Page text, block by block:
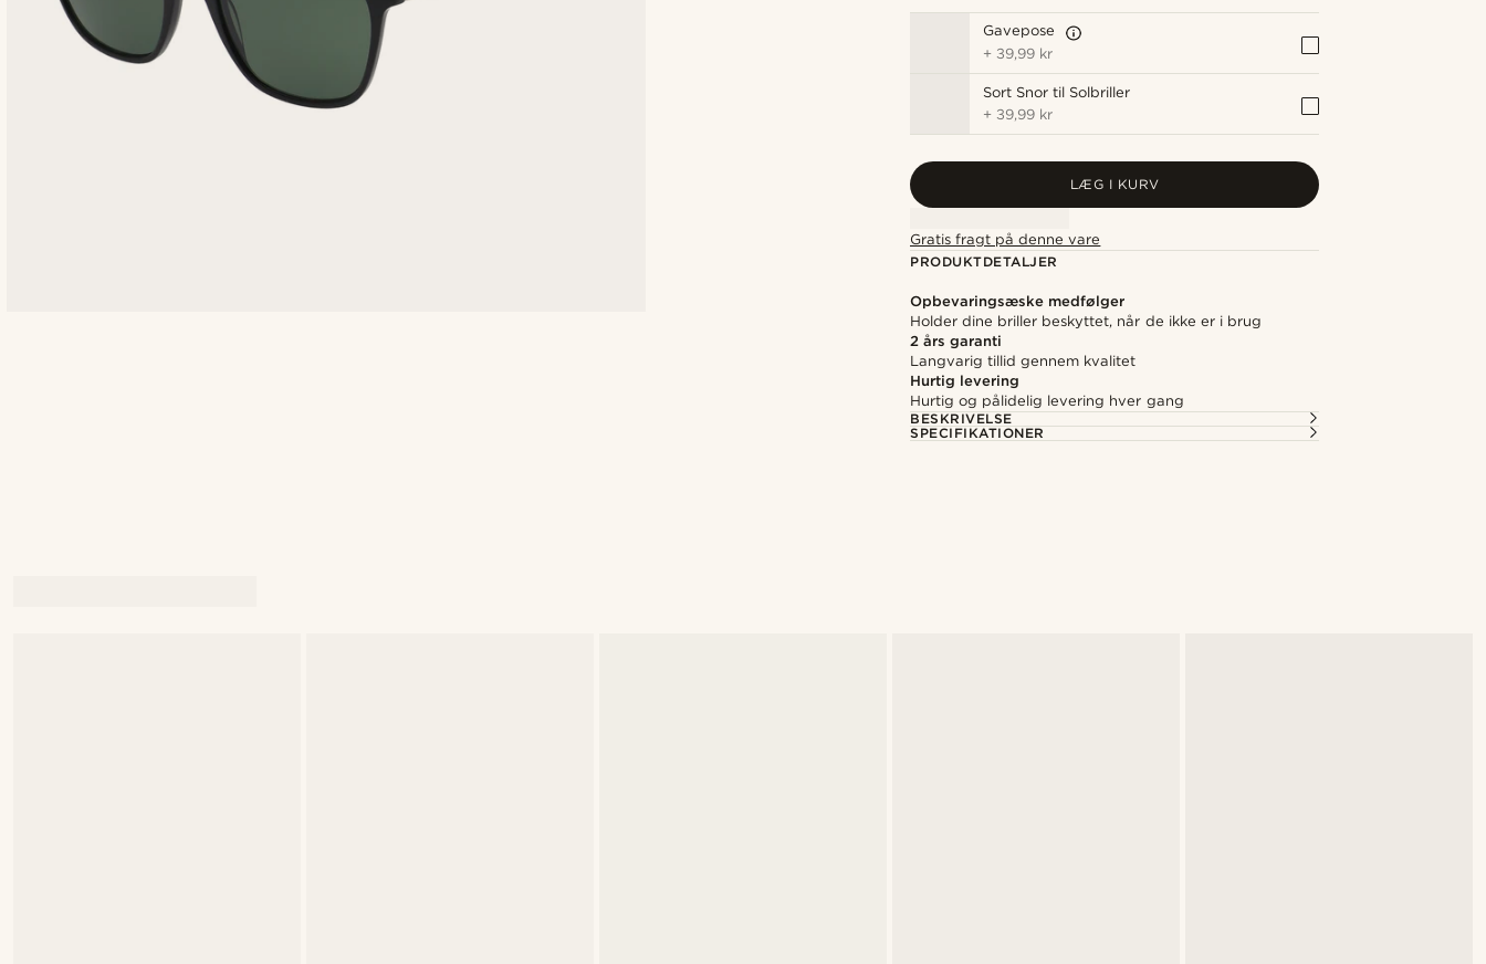
Gavepose
+ 39,99 kr
Sort Snor til Solbriller
+ 39,99 kr
LÆG I KURV
Gratis fragt på denne vare
PRODUKTDETALJER
Opbevaringsæske medfølger
Holder dine briller beskyttet, når de ikke er i brug
2 års garanti
Langvarig tillid gennem kvalitet
Hurtig levering
Hurtig og pålidelig levering hver gang
BESKRIVELSE
SPECIFIKATIONER